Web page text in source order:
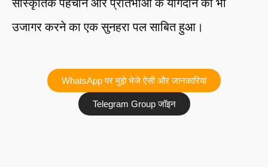
उजागर करने का एक सुनहरा पल साबित हुआ।
WhatsApp पर मुझे भेजे ऐसी और जानकारियां
Telegram Group जॉइन